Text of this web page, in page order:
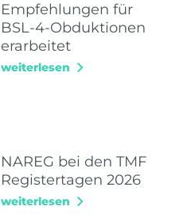
Empfehlungen für
BSL-4-Obduktionen
erarbeitet
weiterlesen
NAREG bei den TMF
Registertagen 2026
weiterlesen